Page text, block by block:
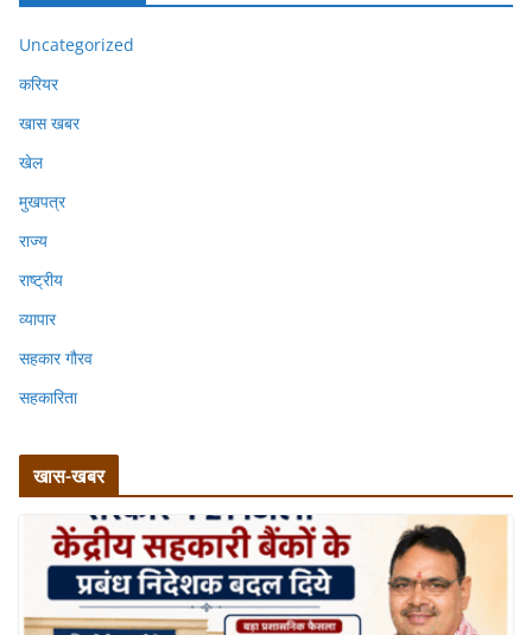
Uncategorized
करियर
खास खबर
खेल
मुखपत्र
राज्य
राष्ट्रीय
व्यापार
सहकार गौरव
सहकारिता
खास-खबर